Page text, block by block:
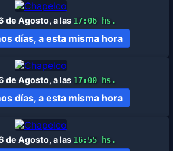
de Agosto, a las 17:06 hs.
días, a esta misma hora
de Agosto, a las 17:00 hs.
días, a esta misma hora
de Agosto, a las 16:55 hs.